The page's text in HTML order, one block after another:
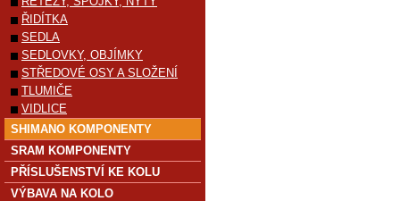
ŘIDÍTKA
SEDLA
SEDLOVKY, OBJÍMKY
STŘEDOVÉ OSY A SLOŽENÍ
TLUMIČE
VIDLICE
SHIMANO KOMPONENTY
SRAM KOMPONENTY
PŘÍSLUŠENSTVÍ KE KOLU
VÝBAVA NA KOLO